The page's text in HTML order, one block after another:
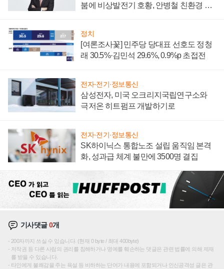
붐에 비상발전기 호황, 안병철 친환경 에
정치
[여론조사꽃] 민주당 당대표 선호도 정청
래 30.5%·김민석 29.6%, 0.9%p 초접전
전자·전기·정보통신
삼성전자, 미국 오크리지국립연구소와
극저온 히트펌프 개발하기로
전자·전기·정보통신
SK하이닉스 통합노조 설립 움직임 본격
화, 성과급 체계 불만에 3500명 결집
기사댓글0개
200자까지 쓰실 수 있습니다. (현재 0 byte / 최대 400byte)
저작권 등 다른 사람의 권리를 침해하거나 명예를 훼손하는 댓글은 관련 법률에 의해 제재
를 받을 수 있습니다.
타인에게 불쾌감을 주는 욕설 등 비하하는 단어가 내용에 포함되거나 인신공격성 글은 관